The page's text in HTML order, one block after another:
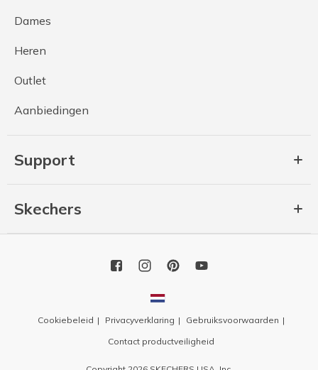
Dames
Heren
Outlet
Aanbiedingen
Support
Skechers
Cookiebeleid Privacyverklaring
Gebruiksvoorwaarden
Contact productveiligheid